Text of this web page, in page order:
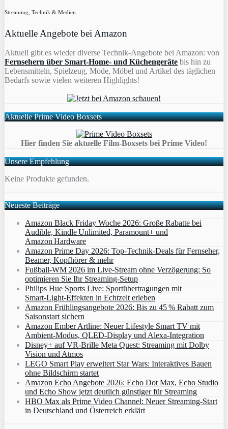
Streaming, Technik & Medien
Aktuelle Angebote bei Amazon
Aktuell gibt es wieder diverse Technik-Angebote bei Amazon: von
Fernsehern über Smart-Home- und Küchengeräte bis hin zu
Lebensmitteln, Spielzeug, Mode, Möbel und Artikel des täglichen
Bedarfs sowie vielen weiteren Highlights!
Aktuelle Prime Video Boxsets
Hier finden Sie aktuelle Film-Boxsets bei Prime Video!
Unsere Empfehlung
Keine Produkte gefunden.
Neueste Beiträge
Amazon Black Friday Woche 2026: Große Rabatte bei
Audible, Kindle Unlimited, Paramount+ und
Amazon Hardware
Amazon Prime Day 2026: Top-Technik-Deals für Fernseher,
Beamer, Kopfhörer & mehr
Fußball-WM 2026 im Live-Stream ohne Verzögerung: So
optimieren Sie Ihr Streaming-Setup
Philips Hue Sports Live: Sportübertragungen mit
Smart‑Light‑Effekten in Echtzeit erleben
Amazon Frühlingsangebote 2026: Bis zu 45 % Rabatt zum
Saisonstart sichern
Amazon Ember Artline: Neuer Lifestyle Smart TV mit
Ambient‑Modus, QLED‑Display und Alexa‑Integration
Disney+ auf VR-Brille Meta Quest: Streaming mit Dolby
Vision und Atmos
LEGO Smart Play erweitert Star Wars: Interaktives Bauen
ohne Bildschirm startet
Amazon Echo Angebote 2026: Echo Dot Max, Echo Studio
und Echo Show jetzt deutlich günstiger für Streaming
HBO Max als Prime Video Channel: Neuer Streaming‑Start
in Deutschland und Österreich erklärt